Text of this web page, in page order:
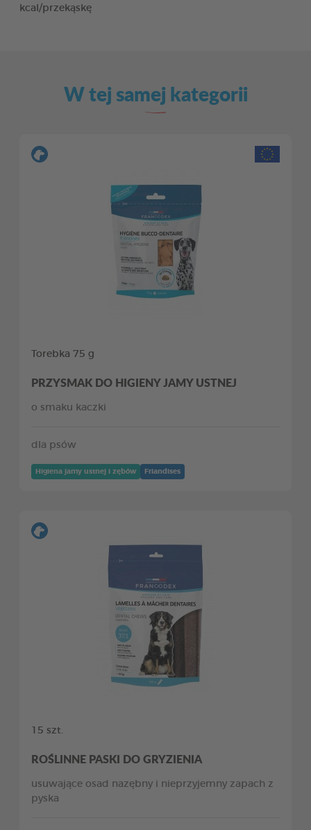
kcal/przekąskę
W tej samej kategorii
Torebka 75 g
PRZYSMAK DO HIGIENY JAMY USTNEJ
o smaku kaczki
dla psów
Higiena jamy ustnej i zębów Friandises
15 szt.
ROŚLINNE PASKI DO GRYZIENIA
usuwające osad nazębny i nieprzyjemny zapach z
pyska